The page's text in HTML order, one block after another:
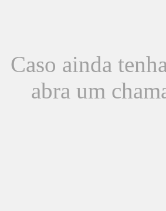
Caso ainda
abra um